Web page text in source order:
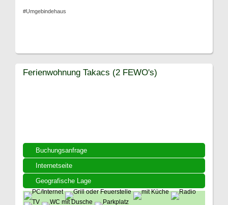
#Umgebindehaus
Buchungsanfrage
Internetseite
Geografische Lage
Ferienwohnung Takacs (2 FEWO's)